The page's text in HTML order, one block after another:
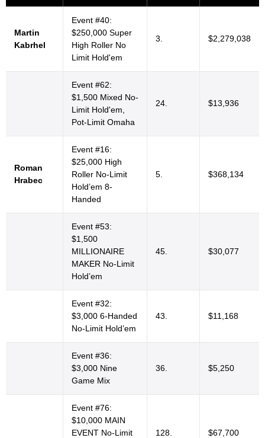
Martin
Kabrhel
Event #40:
$250,000 Super
High Roller No
Limit Hold'em
3. $2,279,038
Event #62:
$1,500 Mixed No-
Limit Hold'em,
Pot-Limit Omaha
24. $13,936
Roman
Hrabec
Event #16:
$25,000 High
Roller No-Limit
Hold’em 8-
Handed
5. $368,134
Event #53:
$1,500
MILLIONAIRE
MAKER No-Limit
Hold’em
45. $30,077
Event #32:
$3,000 6-Handed
No-Limit Hold’em
43. $11,168
Event #36:
$3,000 Nine
Game Mix
36. $5,250
Event #76:
$10,000 MAIN
EVENT No-Limit
128. $67,700